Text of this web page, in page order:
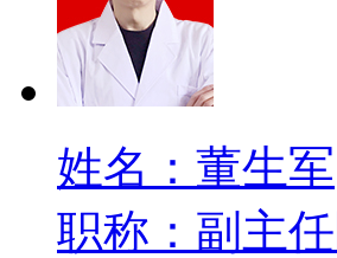
姓名：董生军
职称：副主